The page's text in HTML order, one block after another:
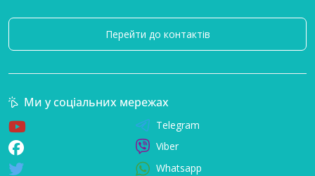
Перейти до контактів
Ми у соціальних мережах
Telegram
Viber
Whatsapp